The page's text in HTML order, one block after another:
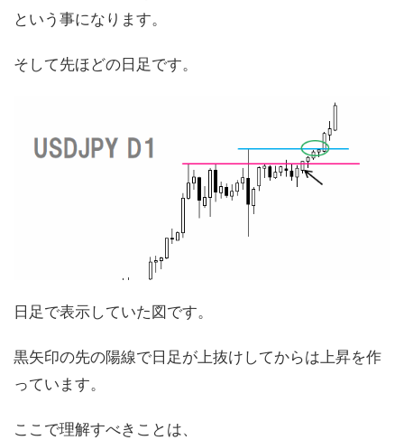
という事になります。
そして先ほどの日足です。
日足で表示していた図です。
黒矢印の先の陽線で日足が上抜けしてからは上昇を作
っています。
ここで理解すべきことは、